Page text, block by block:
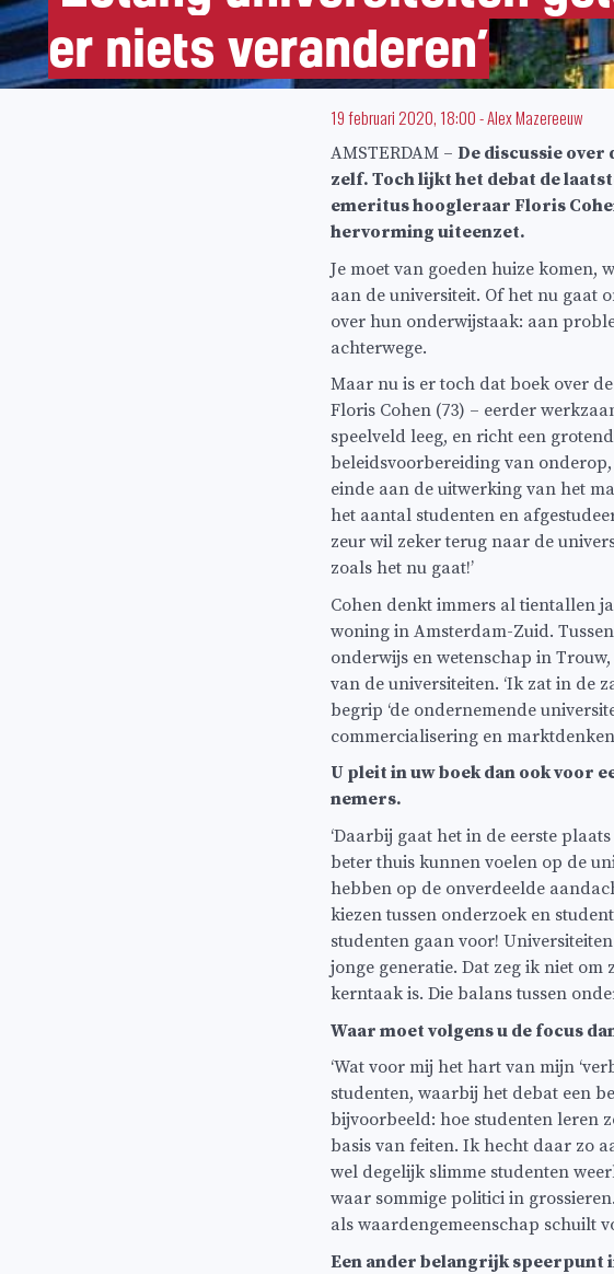
er niets veranderen’
19 februari 2020, 18:00-Alex Mazereeuw
AMSTERDAM – De discussie
zelf. Toch lijkt het debat de
emeritus hoogleraar Floris
hervorming uiteenzet.
Je moet van goeden huize komen,
aan de universiteit. Of het nu gaat
over hun onderwijstaak: aan
achterwege.
Maar nu is er toch dat boek over
Floris Cohen (73) – eerder
speelveld leeg, en richt een
beleidsvoorbereiding van
einde aan de uitwerking van het
het aantal studenten en
zeur wil zeker terug naar de
zoals het nu gaat!’
Cohen denkt immers al tientallen
woning in Amsterdam-Zuid.
onderwijs en wetenschap in
van de universiteiten. ‘Ik zat in de
begrip ‘de ondernemende
commercialisering en
U pleit in uw boek dan ook voor
nemers.
‘Daarbij gaat het in de eerste
beter thuis kunnen voelen op de
hebben op de onverdeelde
kiezen tussen onderzoek en
studenten gaan voor!
jonge generatie. Dat zeg ik niet
kerntaak is. Die balans tussen
Waar moet volgens u de focus
‘Wat voor mij het hart van mijn
studenten, waarbij het debat een
bijvoorbeeld: hoe studenten leren
basis van feiten. Ik hecht daar zo
wel degelijk slimme studenten
waar sommige politici in
als waardengemeenschap schuilt
Een ander belangrijk speerpunt